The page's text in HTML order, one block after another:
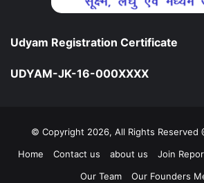
Udyam Registration Certificate
UDYAM-JK-16-000XXXX
© Copyright 2026, All Rights Reserved
Home
Contact us about us Join
Our Team
Our Founders